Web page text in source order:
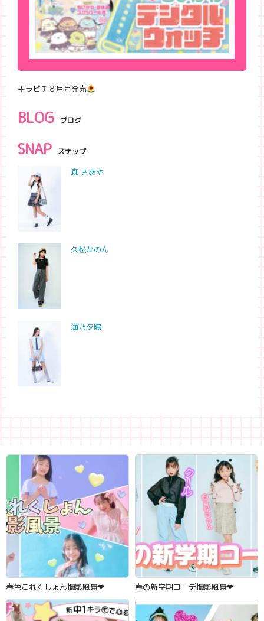
キラピチ８月号発売
BLOG ブログ
SNAP スナップ
森 さあや
久松かのん
海乃夕陽
春色これくしょん撮影風景‪‪❤︎‬ 春の新学期コーデ撮影風景‪‪❤︎‬